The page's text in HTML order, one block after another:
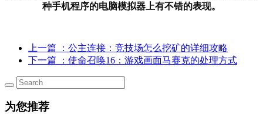
种手机程序的电脑模拟器上有不错的表现。
上一篇
：公主连接：竞技场怎么挖矿的详细攻略
下一篇
：使命召唤16：游戏画面马赛克的处理方式
为您推荐